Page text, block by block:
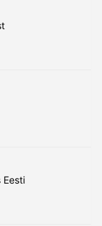
Eesti